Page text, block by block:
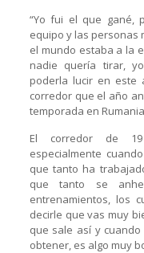
“Yo fui el que gané,
equipo y las personas
el mundo estaba a la
nadie quería tirar,
poderla lucir en este
corredor que el año
temporada en
El corredor de
especialmente
que tanto ha
que tanto se
entrenamientos, los
decirle que vas muy
que sale así y
obtener, es algo muy